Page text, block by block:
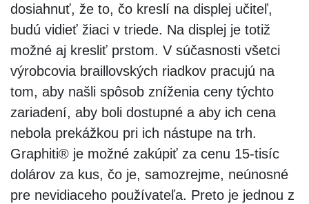
dosiahnuť, že to, čo kreslí na displej učiteľ,
budú vidieť žiaci v triede. Na displej je totiž
možné aj kresliť prstom. V súčasnosti všetci
výrobcovia braillovských riadkov pracujú na
tom, aby našli spôsob zníženia ceny týchto
zariadení, aby boli dostupné a aby ich cena
nebola prekážkou pri ich nástupe na trh.
Graphiti® je možné zakúpiť za cenu 15-tisíc
dolárov za kus, čo je, samozrejme, neúnosné
pre nevidiaceho používateľa. Preto je jednou z